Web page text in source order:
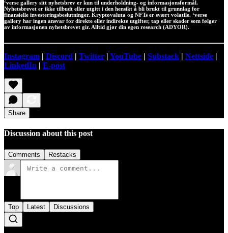
‘verse gallery sitt nyhetsbrev er kun til underholdning- og informasjonsformål.
Nyhetsbrevet er ikke tilbudt eller utgitt i den hensikt å bli brukt til grunnlag for
finansielle investeringsbeslutninger. Kryptovaluta og NFTs er svært volatile. ‘verse
gallery har ingen ansvar for direkte eller indirekte utgifter, tap eller skader som følger
av informasjonen nyhetsbrevet gir. Alltid gjør din egen research (ADYOR).
Instagram | Discord | Twitter | YouTube | Substack | Nettside |
LinkedIn | E-post
Share
Discussion about this post
Comments Restacks
Top Latest Discussions